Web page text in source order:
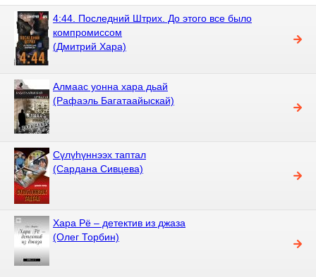
4:44. Последний Штрих. До этого все было
компромиссом
(Дмитрий Хара)
Алмаас уонна хара дьай
(Рафаэль Багатаайыскай)
Сүлүһүннээх таптал
(Сардана Сивцева)
Хара Рё – детектив из джаза
(Олег Торбин)